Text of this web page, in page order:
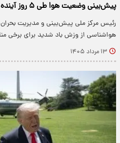
پیش‌بینی وضعیت هوا طی ۵ روز آینده اعلام شد
رئیس مرکز ملی پیش‌بینی و مدیریت
هواشناسی از وزش باد شدید برای برخی
۱۳ مرداد ۱۴۰۵